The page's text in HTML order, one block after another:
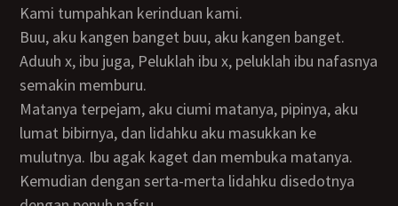
Kami tumpahkan kerinduan kami.
Buu, aku kangen banget buu, aku kangen banget.
Aduuh x, ibu juga, Peluklah ibu x, peluklah ibu nafasnya
semakin memburu.
Matanya terpejam, aku ciumi matanya, pipinya, aku
lumat bibirnya, dan lidahku aku masukkan ke
mulutnya. Ibu agak kaget dan membuka matanya.
Kemudian dengan serta-merta lidahku disedotnya